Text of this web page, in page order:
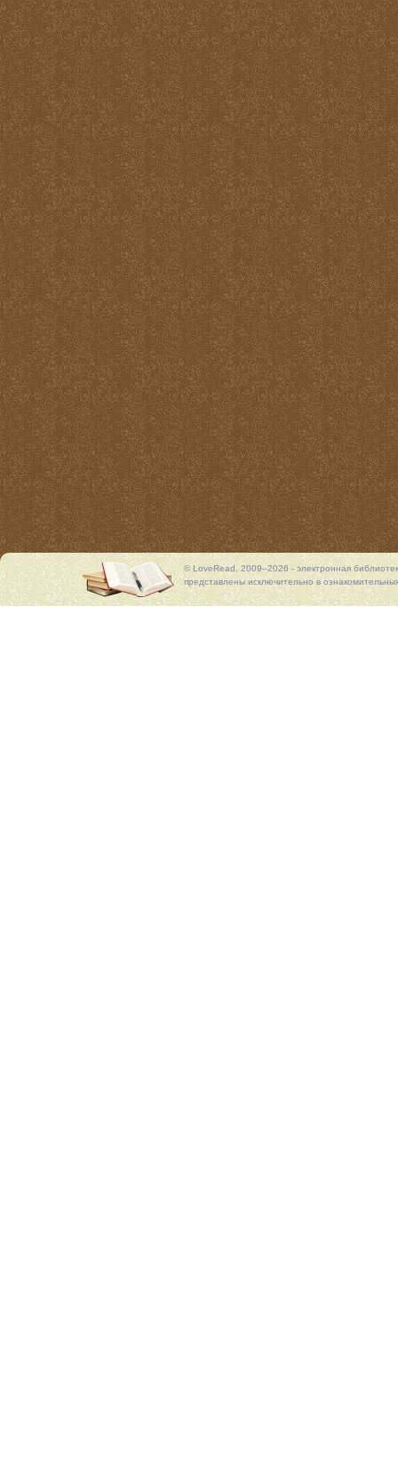
© LoveRead, 2009–2026 - электронная
представлены исключительно в